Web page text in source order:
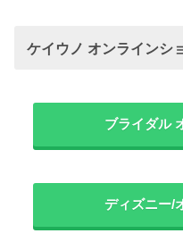
ケイウノ オンラインシ
ブライダル
ディズニー/